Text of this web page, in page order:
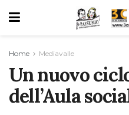
Home Mediavalle
Un nuovo
dell’Aula